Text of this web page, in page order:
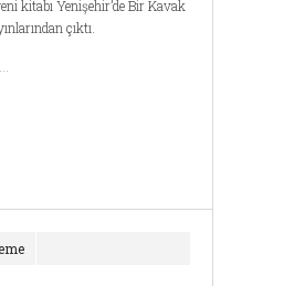
kitabı Yenişehir’de Bir Kavak
çıktı.